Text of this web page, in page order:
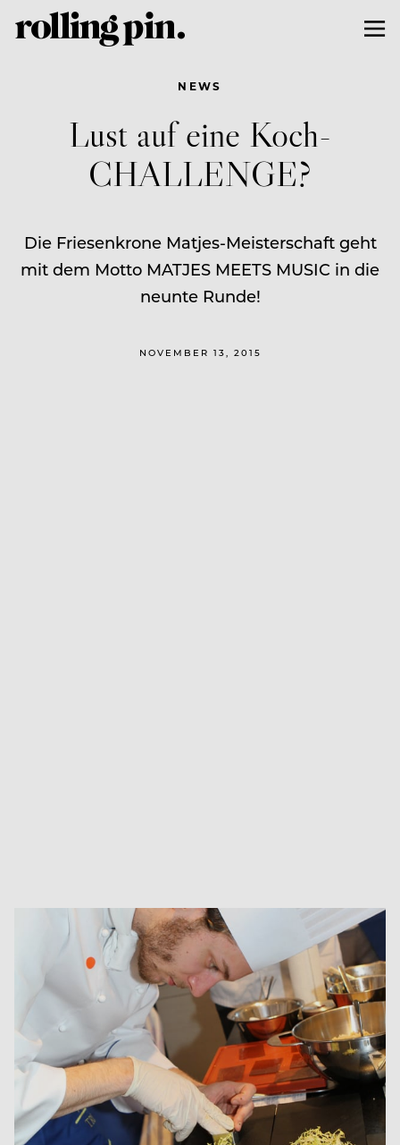
NEWS
Lust auf eine Koch-
CHALLENGE?
Die Friesenkrone Matjes-Meisterschaft geht
mit dem Motto MATJES MEETS MUSIC in die
neunte Runde!
NOVEMBER 13, 2015